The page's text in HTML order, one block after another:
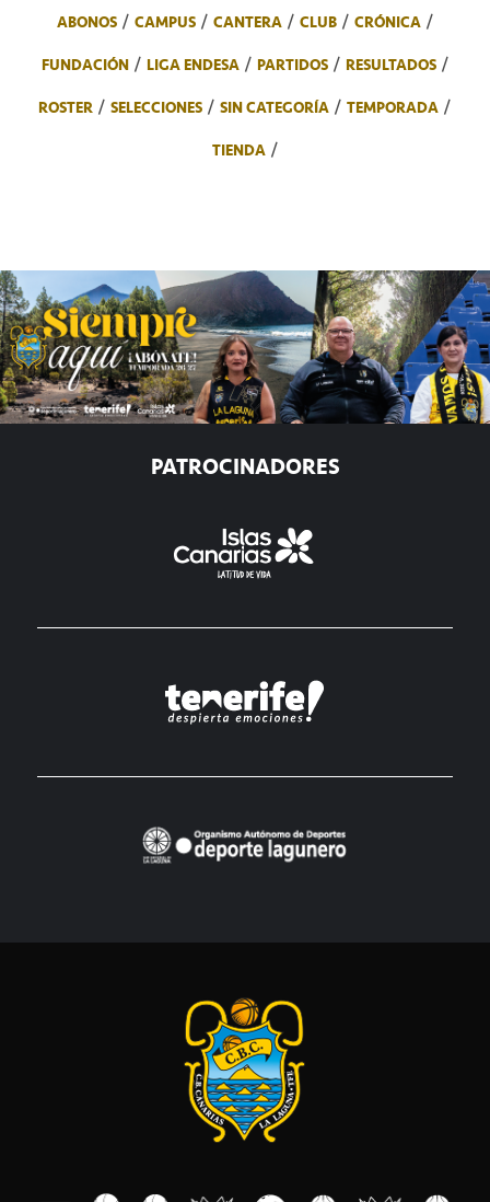
ABONOS CAMPUS CANTERA CLUB
CRÓNICA
FUNDACIÓN
LIGA ENDESA PARTIDOS
RESULTADOS
ROSTER
SELECCIONES SIN CATEGORÍA
TEMPORADA
TIENDA
PATROCINADORES